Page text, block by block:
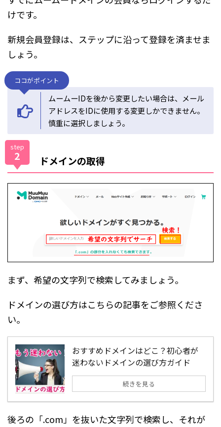
けです。
新規会員登録は、ステップに沿って登録を済ませま
しょう。
ココがポイント
ムームーIDを後から変更したい場合は、メール
アドレスをIDに使用する変更しかできません。
慎重に選択しましょう。
step
2 ドメインの取得
まず、希望の文字列で検索してみましょう。
ドメインの選び方はこちらの記事をご参照くださ
い。
おすすめドメインはどこ？初心者が
迷わないドメインの選び方ガイド
続きを見る
後ろの「.com」を抜いた文字列で検索し、それが